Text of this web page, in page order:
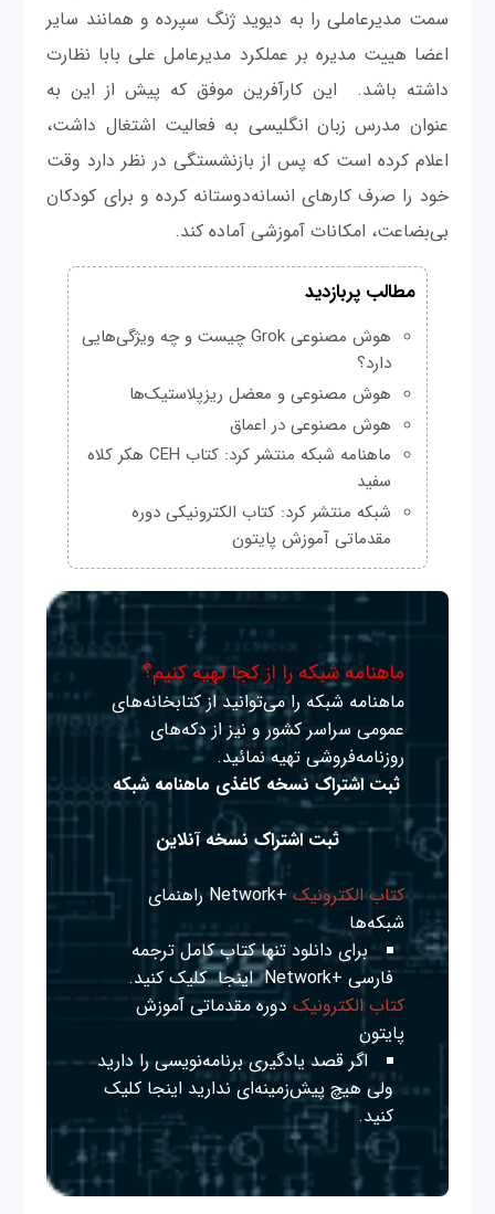
سمت مدیرعاملی را به دیوید ژنگ سپرده و همانند سایر
اعضا هییت مدیره بر عملکرد مدیرعامل علی بابا نظارت
داشته باشد. این کارآفرین موفق که پیش از این به
عنوان مدرس زبان انگلیسی به فعالیت اشتغال داشت،
اعلام کرده است که پس از بازنشستگی در نظر دارد وقت
خود را صرف کارهای انسانه‌دوستانه کرده و برای کودکان
بی‌بضاعت، امکانات آموزشی آماده کند.
مطالب پربازدید
هوش مصنوعی Grok چیست و چه ویژگی‌هایی
دارد؟
هوش مصنوعی و معضل ریزپلاستیک‌ها
هوش مصنوعی در اعماق
ماهنامه شبکه منتشر کرد: کتاب CEH هکر کلاه
سفید
شبکه منتشر کرد: کتاب الکترونیکی دوره
مقدماتی آموزش پایتون
ماهنامه شبکه را از کجا تهیه کنیم؟
ماهنامه شبکه را می‌توانید از کتابخانه‌های
عمومی سراسر کشور و نیز از دکه‌های
روزنامه‌فروشی تهیه نمائید.
ثبت اشتراک نسخه کاغذی ماهنامه شبکه
ثبت اشتراک نسخه آنلاین
کتاب الکترونیک
+Network راهنمای
شبکه‌ها
برای دانلود تنها کتاب کامل ترجمه
فارسی +Network
اینجا کلیک کنید.
کتاب الکترونیک دوره مقدماتی آموزش
پایتون
اگر قصد یادگیری برنامه‌نویسی را دارید
ولی هیچ پیش‌زمینه‌ای نداریداینجا کلیک
کنید.